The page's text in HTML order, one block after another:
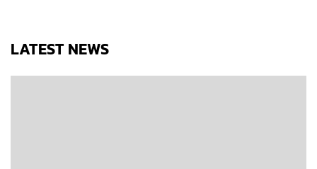
LATEST NEWS